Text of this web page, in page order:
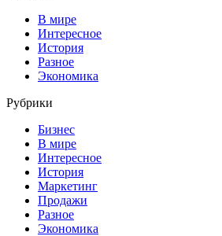
В мире
Интересное
История
Разное
Экономика
Рубрики
Бизнес
В мире
Интересное
История
Маркетинг
Продажи
Разное
Экономика